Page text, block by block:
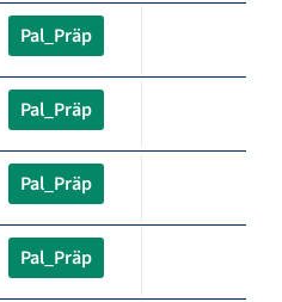
Pal_Präp
Pal_Präp
Pal_Präp
Pal_Präp